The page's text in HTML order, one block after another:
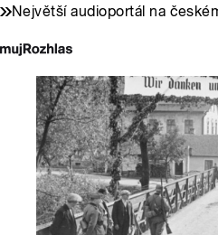
Největší audioportál na